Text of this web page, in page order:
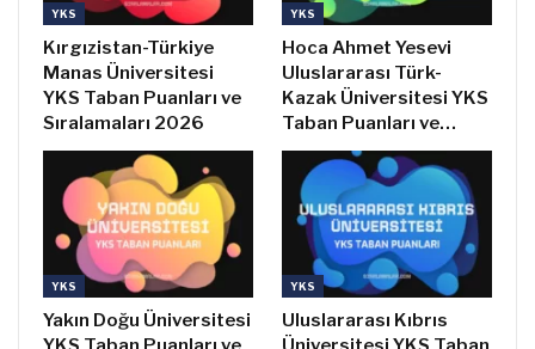
YKS
Kırgızistan-Türkiye
Manas Üniversitesi
YKS Taban Puanları ve
Sıralamaları 2026
YKS
Hoca Ahmet Yesevi
Uluslararası Türk-
Kazak Üniversitesi YKS
Taban Puanları ve…
YKS
Yakın Doğu Üniversitesi
YKS
Uluslararası Kıbrıs